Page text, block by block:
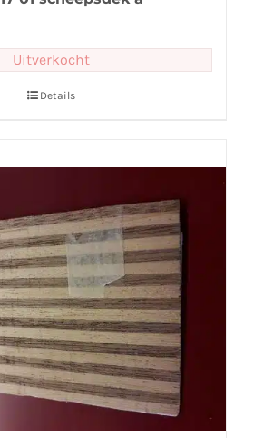
Uitverkocht
Details